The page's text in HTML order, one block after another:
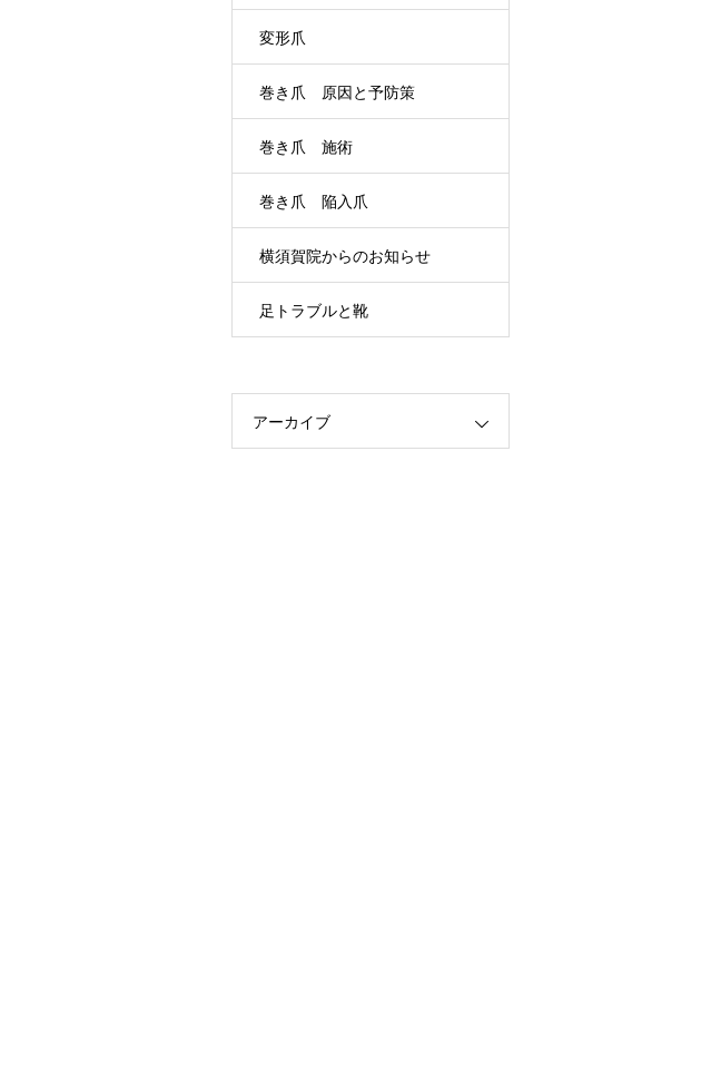
変形爪
巻き爪 原因と予防策
巻き爪 施術
巻き爪 陥入爪
横須賀院からのお知らせ
足トラブルと靴
アーカイブ